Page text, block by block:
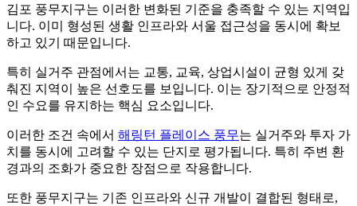
김포 풍무지구는 이러한 변화된 기준을 충족할 수 있는 지역입
니다. 이미 형성된 생활 인프라와 서울 접근성을 동시에 확보
하고 있기 때문입니다.
특히 실거주 관점에서는 교통, 교육, 상업시설이 균형 있게 갖
춰진 지역이 높은 선호도를 보입니다. 이는 장기적으로 안정적
인 수요를 유지하는 핵심 요소입니다.
이러한 조건 속에서 해링턴 플레이스 풍무는 실거주와 투자 가
치를 동시에 고려할 수 있는 단지로 평가됩니다. 특히 주변 환
경과의 조화가 중요한 장점으로 작용합니다.
또한 풍무지구는 기존 인프라와 신규 개발이 결합된 형태로,